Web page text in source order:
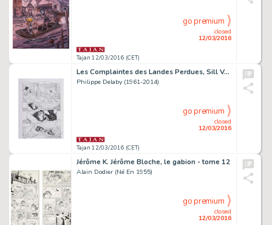
Tajan 12/03/2016 (CET)
closed
12/03/2016
go premium
Les Complaintes des Landes Perdues, Sill Valt - Tome 8
Philippe Delaby (1961-2014)
Tajan 12/03/2016 (CET)
closed
12/03/2016
go premium
Jérôme K. Jérôme Bloche, le gabion - tome 12
Alain Dodier (Né En 1955)
closed
12/03/2016
go premium